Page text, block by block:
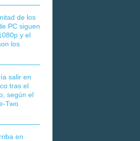
de los
PC siguen
y el
los
salir en
tras el
según el
Two
en